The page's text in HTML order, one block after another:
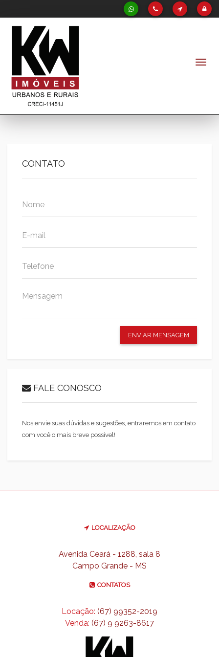
CONTATO
ENVIAR MENSAGEM
FALE CONOSCO
Nos envie suas dúvidas e sugestões, entraremos em contato
com você o mais breve possível!
LOCALIZAÇÃO
Avenida Ceará - 1288, sala 8
Campo Grande - MS
CONTATOS
Locação: (67) 99352-2019
Venda: (67) 9 9263-8617